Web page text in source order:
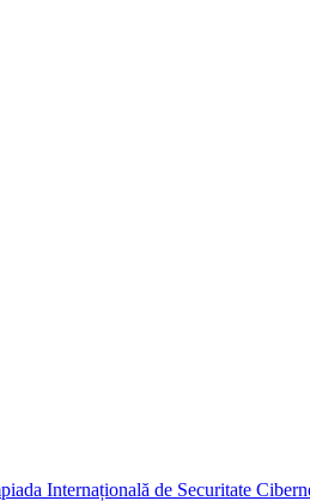
Internațională de Securitate